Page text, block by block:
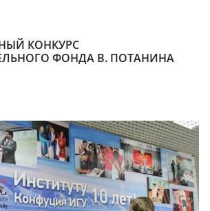
КОНКУРС
ФОНДА В. ПОТАНИНА